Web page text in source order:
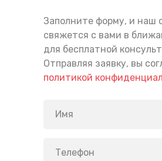
Заполните форму, и наш
свяжется с вами в
для бесплатной
Отправляя заявку, вы
политикой